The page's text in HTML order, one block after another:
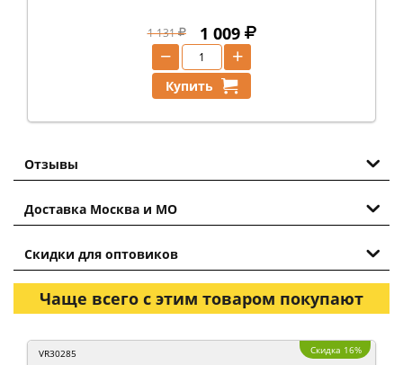
1 131 1 009
+
−
Купить
Отзывы
Доставка Москва и МО
Скидки для оптовиков
Чаще всего с этим товаром покупают
VR30285 Скидка 16%